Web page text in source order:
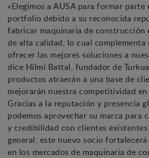
«Elegimos a AUSA para formar parte
portfolio debido a su reconocida
fabricar maquinaria de construcción
de alta calidad, lo cual complementa
ofrecer las mejores soluciones a
dice Hilmi Battal, fundador de
productos atraerán a una base de
mejorarán nuestra competitividad en
Gracias a la reputación y presencia
podemos aprovechar su marca para
y credibilidad con clientes
general, este nuevo socio
en los mercados de maquinaria de